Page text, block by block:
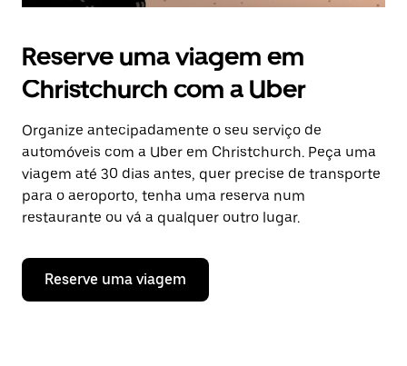
Reserve uma viagem em
Christchurch com a Uber
Organize antecipadamente o seu serviço de
automóveis com a Uber em Christchurch. Peça uma
viagem até 30 dias antes, quer precise de transporte
para o aeroporto, tenha uma reserva num
restaurante ou vá a qualquer outro lugar.
Reserve uma viagem